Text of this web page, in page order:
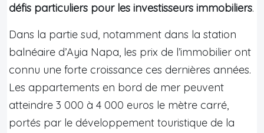
défis particuliers pour les investisseurs immobiliers.
Dans la partie sud, notamment dans la station
balnéaire d’Ayia Napa, les prix de l’immobilier ont
connu une forte croissance ces dernières années.
Les appartements en bord de mer peuvent
atteindre 3 000 à 4 000 euros le mètre carré,
portés par le développement touristique de la